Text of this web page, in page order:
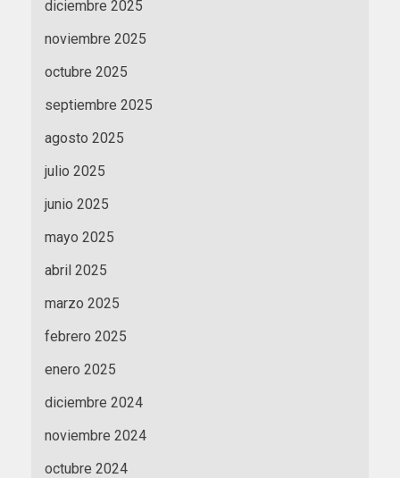
diciembre 2025
noviembre 2025
octubre 2025
septiembre 2025
agosto 2025
julio 2025
junio 2025
mayo 2025
abril 2025
marzo 2025
febrero 2025
enero 2025
diciembre 2024
noviembre 2024
octubre 2024